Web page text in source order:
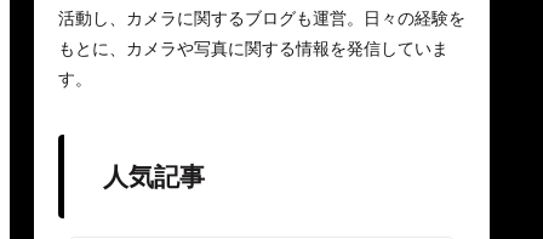
活動し、カメラに関するブログも運営。日々の経験を
もとに、カメラや写真に関する情報を発信していま
す。
人気記事